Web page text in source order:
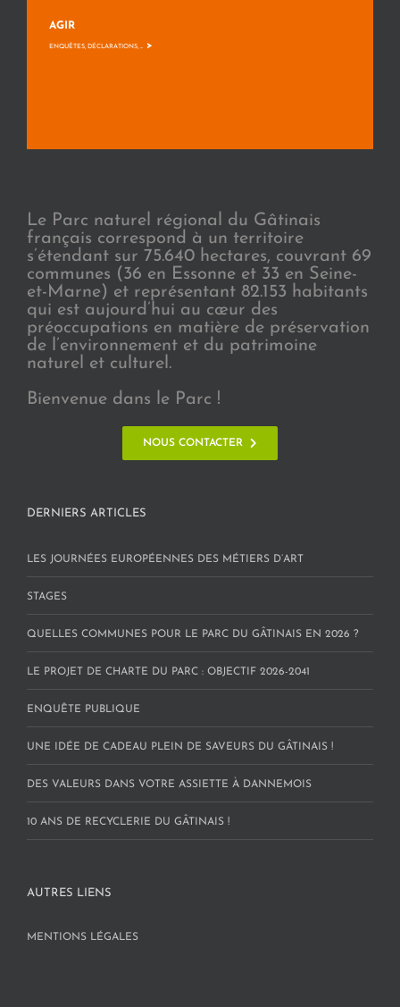
AGIR
ENQUÊTES, DÉCLARATIONS, ... >
Le Parc naturel régional du Gâtinais
français correspond à un territoire
s’étendant sur 75.640 hectares, couvrant 69
communes (36 en Essonne et 33 en Seine-
et-Marne) et représentant 82.153 habitants
qui est aujourd’hui au cœur des
préoccupations en matière de préservation
de l’environnement et du patrimoine
naturel et culturel.
Bienvenue dans le Parc !
NOUS CONTACTER
DERNIERS ARTICLES
LES JOURNÉES EUROPÉENNES DES MÉTIERS D’ART
STAGES
QUELLES COMMUNES POUR LE PARC DU GÂTINAIS EN 2026 ?
LE PROJET DE CHARTE DU PARC : OBJECTIF 2026-2041
ENQUÊTE PUBLIQUE
UNE IDÉE DE CADEAU PLEIN DE SAVEURS DU GÂTINAIS !
DES VALEURS DANS VOTRE ASSIETTE À DANNEMOIS
10 ANS DE RECYCLERIE DU GÂTINAIS !
AUTRES LIENS
MENTIONS LÉGALES